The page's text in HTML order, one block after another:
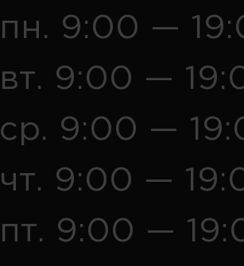
пн. 9:00 —
вт. 9:00 —
ср. 9:00 —
чт. 9:00 —
пт. 9:00 —